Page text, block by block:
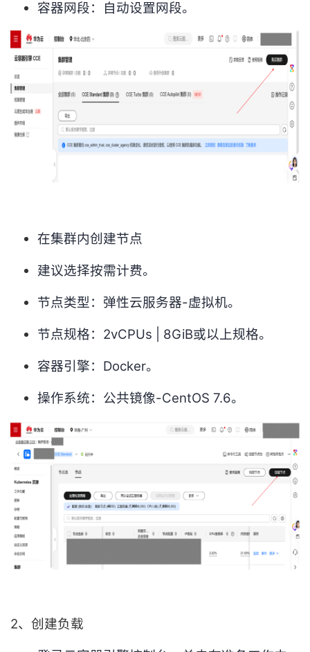
容器网段：自动设置网段。
在集群内创建节点
建议选择按需计费。
节点类型：弹性云服务器-虚拟机。
节点规格：2vCPUs | 8GiB或以上规格。
容器引擎：Docker。
操作系统：公共镜像-CentOS 7.6。
2、创建负载